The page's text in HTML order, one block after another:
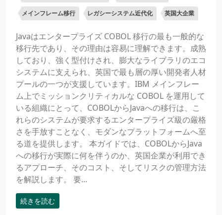
メインフレーム移行 レガシーシステム近代化 英国大企業
Javaはエンタープライズ COBOL 移行の最も一般的な
移行先であり、その理由は容易に理解できます。成熟
しており、強く型付けされ、膨大なライブラリのエコ
システムに支えられ、英国で最も層の厚い開発者人材
プールの一つが支援しています。IBM メインフレー
ム上でミッションクリティカルな COBOL を運用して
いる組織にとって、COBOLからJavaへの移行は、こ
れらのシステムが要求するエンタープライズ級の厳格
さを手放すことなく、モダンなプラットフォームへ至
る道を提供します。 本ガイドでは、COBOLからJava
への移行が実際に何を伴うのか、英国企業が利用でき
るアプローチ、そのコスト、そしてリスクの管理方法
を解説します。 要...
続きを読む